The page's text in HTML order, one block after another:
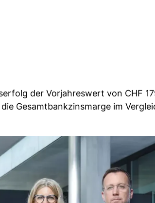
der Vorjahreswert von CHF
Gesamtbankzinsmarge im